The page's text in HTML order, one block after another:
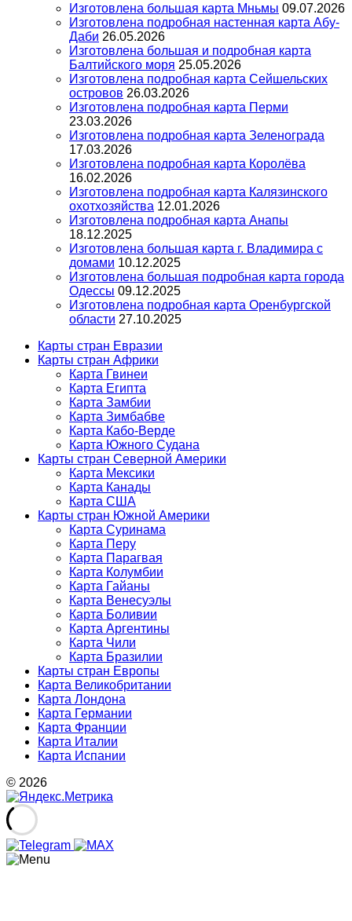
Изготовлена большая карта Мньмы 09.07.2026
Изготовлена подробная настенная карта Абу-
Даби 26.05.2026
Изготовлена большая и подробная карта
Балтийского моря 25.05.2026
Изготовлена подробная карта Сейшельских
островов 26.03.2026
Изготовлена подробная карта Перми
23.03.2026
Изготовлена подробная карта Зеленограда
17.03.2026
Изготовлена подробная карта Королёва
16.02.2026
Изготовлена подробная карта Калязинского
охотхозяйства 12.01.2026
Изготовлена подробная карта Анапы
18.12.2025
Изготовлена большая карта г. Владимира с
домами 10.12.2025
Изготовлена большая подробная карта города
Одессы 09.12.2025
Изготовлена подробная карта Оренбургской
области 27.10.2025
Карты стран Евразии
Карты стран Африки
Карта Гвинеи
Карта Египта
Карта Замбии
Карта Зимбабве
Карта Кабо-Верде
Карта Южного Судана
Карты стран Северной Америки
Карта Мексики
Карта Канады
Карта США
Карты стран Южной Америки
Карта Суринама
Карта Перу
Карта Парагвая
Карта Колумбии
Карта Гайаны
Карта Венесуэлы
Карта Боливии
Карта Аргентины
Карта Чили
Карта Бразилии
Карты стран Европы
Карта Великобритании
Карта Лондона
Карта Германии
Карта Франции
Карта Италии
Карта Испании
© 2026